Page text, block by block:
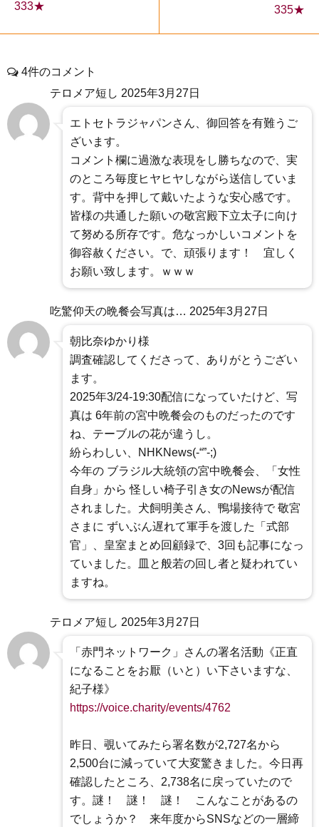
333★
335★
4件のコメント
テロメア短し 2025年3月27日
エトセトラジャパンさん、御回答を有難うご
ざいます。
コメント欄に過激な表現をし勝ちなので、実
のところ毎度ヒヤヒヤしながら送信していま
す。背中を押して戴いたような安心感です。
皆様の共通した願いの敬宮殿下立太子に向け
て努める所存です。危なっかしいコメントを
御容赦ください。で、頑張ります！ 宜しく
お願い致します。ｗｗｗ
吃驚仰天の晩餐会写真は… 2025年3月27日
朝比奈ゆかり様
調査確認してくださって、ありがとうござい
ます。
2025年3/24-19:30配信になっていたけど、写
真は 6年前の宮中晩餐会のものだったのです
ね、テーブルの花が違うし。
紛らわしい、NHKNews(-“”-;)
今年の ブラジル大統領の宮中晩餐会、「女性
自身」から 怪しい椅子引き女のNewsが配信
されました。犬飼明美さん、鴨場接待で 敬宮
さまに ずいぶん遅れて軍手を渡した「式部
官」、皇室まとめ回顧録で、3回も記事になっ
ていました。皿と般若の回し者と疑われてい
ますね。
テロメア短し 2025年3月27日
「赤門ネットワーク」さんの署名活動《正直
になることをお厭（いと）い下さいますな、
紀子様》
https://voice.charity/events/4762
昨日、覗いてみたら署名数が2,727名から
2,500台に減っていて大変驚きました。今日再
確認したところ、2,738名に戻っていたので
す。謎！ 謎！ 謎！ こんなことがあるの
でしょうか？ 来年度からSNSなどの一層締